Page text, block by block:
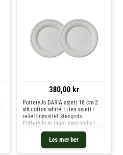
380,00 kr
Les mer her
PotteryJo DARIA asjett 18 cm 2
stk cotton white. Liten asjett i
relieffmønstret stengods.
PotteryJo er laget med omhu i
høykvalitets steintøy og keramikk -
skapt, brent og håndlaget i
Portugal, designet i Sverige. Den
elegante og slitesterke DARIA-ko